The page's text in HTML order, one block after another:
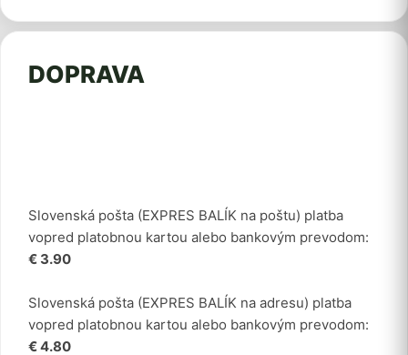
DOPRAVA
Slovenská pošta (EXPRES BALÍK na poštu) platba
vopred platobnou kartou alebo bankovým prevodom:
€ 3.90
Slovenská pošta (EXPRES BALÍK na adresu) platba
vopred platobnou kartou alebo bankovým prevodom:
€ 4.80